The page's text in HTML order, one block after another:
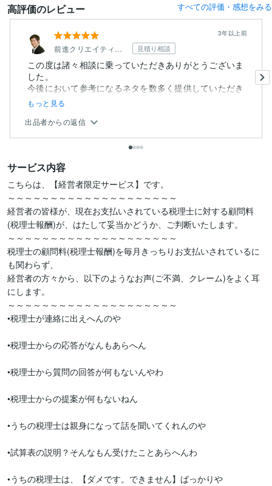
高評価のレビュー すべての評価・感想をみる
前進クリエイティブ行政書士事務所 見積り相談
3年以上前
この度は諸々相談に乗っていただきありがとうございま
した。
今後において参考になるネタを数多く提供していただき
感謝申し上げ...
もっと見る
出品者からの返信
サービス内容
こちらは、【経営者限定サービス】です。
～～～～～～～～～～～～～～～～～～～～
経営者の皆様が、現在お支払いされている税理士に対する顧問料
(税理士報酬)が、はたして妥当かどうか、ご判断いたします。
～～～～～～～～～～～～～～～～～～～～
税理士の顧問料(税理士報酬)を毎月きっちりお支払いされているに
も関わらず、
経営者の方々から、以下のようなお声(ご不満、クレーム)をよく耳
にします。
～～～～～～～～～～～～～～～～～～～～
•税理士が連絡に出えへんのや
•税理士からの応答がなんもあらへん
•税理士から質問の回答が何もないんやわ
•税理士からの提案が何もないねん
•うちの税理士は親身になって話を聞いてくれんのや
•試算表の説明？そんなもん受けたことあらへんわ
•うちの税理士は、【ダメです。できません】ばっかりや